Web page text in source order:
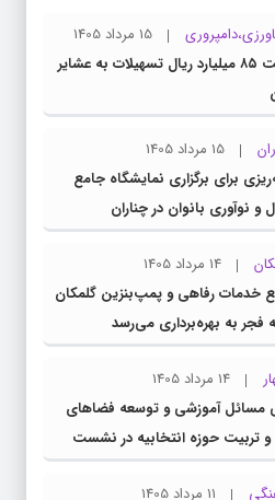
15 مرداد 1405
پرداخت ۸۵ میلیارد ریال تسهیلات به عشایر
15 مرداد 1405
برای برگزاری نمایشگاه جامع
و نوآوری بانوان در چناران
14 مرداد 1405
خدمات رفاهی و پمپ‌بنزین گلمکان
فجر به بهره‌برداری می‌رسد
14 مرداد 1405
مسائل آموزشی و توسعه فضاهای
و تربیت حوزه انتخابیه در نشست
عضو کمیسیون آموزش مجلس با
11 مرداد 1405